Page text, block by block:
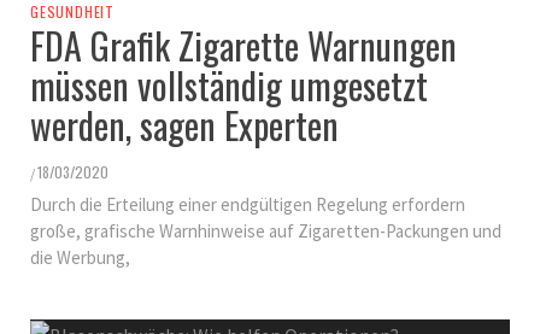
GESUNDHEIT
FDA Grafik Zigarette Warnungen
müssen vollständig umgesetzt
werden, sagen Experten
/18/03/2020
Durch die Erteilung einer endgültigen Regelung erfordern
große, grafische Warnhinweise auf Zigaretten-Packungen und
die Werbung,